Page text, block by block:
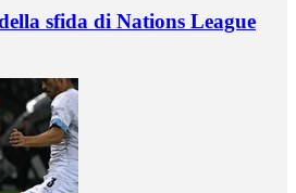
sfida di Nations League